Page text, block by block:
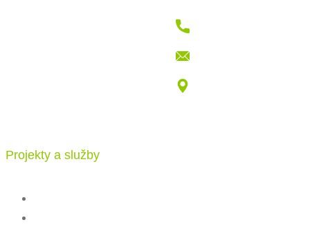
Projekty a služby